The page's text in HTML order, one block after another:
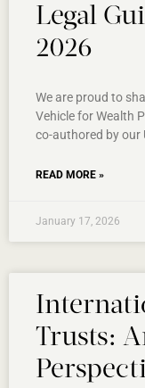
Legal
2026
We are proud to
Vehicle for Wealth
co-authored by our
READ MORE »
January 17, 2026
Trusts: